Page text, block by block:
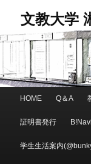
ン
テ
文教大学
HOME Q＆A
証明書発行
学生生活案内